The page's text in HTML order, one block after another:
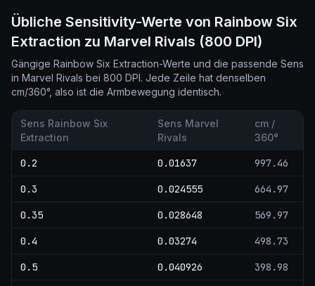
Übliche Sensitivity-Werte von Rainbow Six
Extraction zu Marvel Rivals (800 DPI)
Gängige Rainbow Six Extraction-Werte und die passende Sens
in Marvel Rivals bei 800 DPI. Jede Zeile hat denselben
cm/360°, also ist die Armbewegung identisch.
Sens Rainbow Six
Extraction
Sens Marvel
Rivals
cm /
360°
0.2 0.01637 997.46
0.3 0.024555 664.97
0.35 0.028648 569.97
0.4 0.03274 498.73
0.5 0.040926 398.98